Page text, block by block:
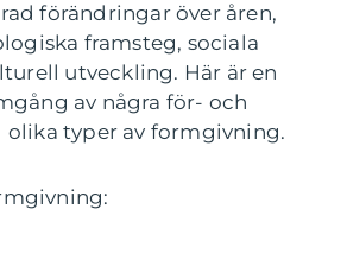
förändringar över åren,
framsteg, sociala
utveckling. Här är en
av några för- och
olika typer av formgivning.